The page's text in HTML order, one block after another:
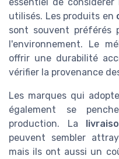
utilisés. Les produits en
sont souvent préférés
l'environnement. Le
offrir une durabilité
vérifier la provenance
Les marques qui
également se
production. La
peuvent sembler
mais ils ont aussi un